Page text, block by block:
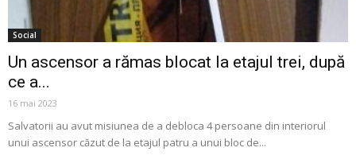
Social
Un ascensor a rămas blocat la etajul trei, după
ce a...
16 mai 2023
Salvatorii au avut misiunea de a debloca 4 persoane din interiorul
unui ascensor căzut de la etajul patru a unui bloc de...